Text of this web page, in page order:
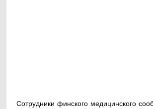
Сотрудники финского медицинского